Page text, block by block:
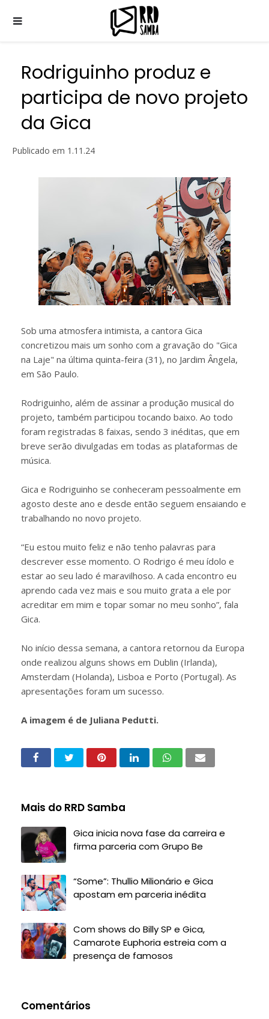
Rodriguinho produz e
participa de novo projeto
da Gica
Publicado em 1.11.24
Sob uma atmosfera intimista, a cantora Gica
concretizou mais um sonho com a gravação do "Gica
na Laje" na última quinta-feira (31), no Jardim Ângela,
em São Paulo.
Rodriguinho, além de assinar a produção musical do
projeto, também participou tocando baixo. Ao todo
foram registradas 8 faixas, sendo 3 inéditas, que em
breve serão divulgadas em todas as plataformas de
música.
Gica e Rodriguinho se conheceram pessoalmente em
agosto deste ano e desde então seguem ensaiando e
trabalhando no novo projeto.
“Eu estou muito feliz e não tenho palavras para
descrever esse momento. O Rodrigo é meu ídolo e
estar ao seu lado é maravilhoso. A cada encontro eu
aprendo cada vez mais e sou muito grata a ele por
acreditar em mim e topar somar no meu sonho”, fala
Gica.
No início dessa semana, a cantora retornou da Europa
onde realizou alguns shows em Dublin (Irlanda),
Amsterdam (Holanda), Lisboa e Porto (Portugal). As
apresentações foram um sucesso.
A imagem é de Juliana Pedutti.
Mais do RRD Samba
Gica inicia nova fase da carreira e
firma parceria com Grupo Be
“Some”: Thullio Milionário e Gica
apostam em parceria inédita
Com shows do Billy SP e Gica,
Camarote Euphoria estreia com a
presença de famosos
Comentários